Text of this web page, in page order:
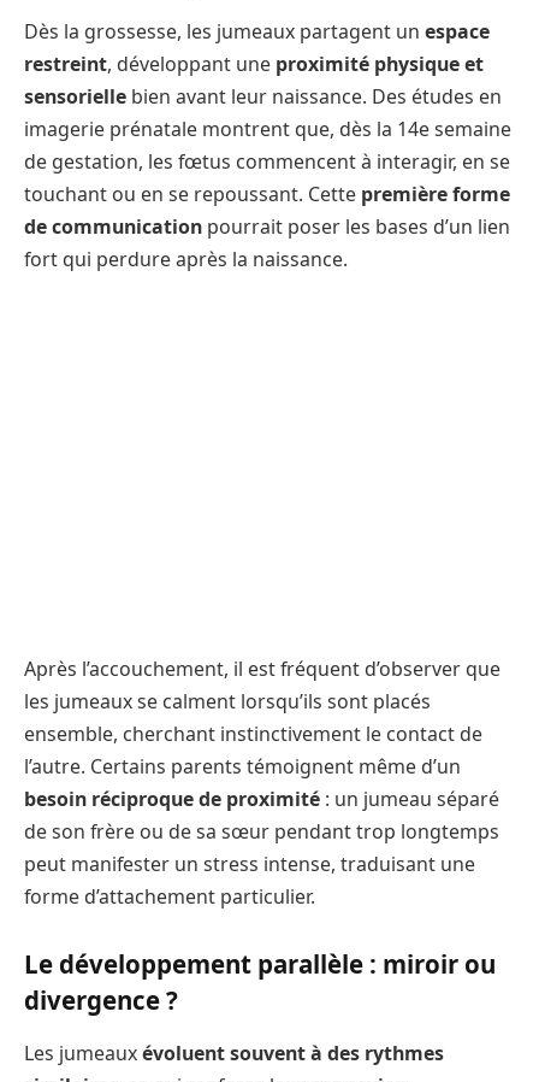
Dès la grossesse, les jumeaux partagent un espace
restreint, développant une proximité physique et
sensorielle bien avant leur naissance. Des études en
imagerie prénatale montrent que, dès la 14e semaine
de gestation, les fœtus commencent à interagir, en se
touchant ou en se repoussant. Cette première forme
de communication pourrait poser les bases d’un lien
fort qui perdure après la naissance.
Après l’accouchement, il est fréquent d’observer que
les jumeaux se calment lorsqu’ils sont placés
ensemble, cherchant instinctivement le contact de
l’autre. Certains parents témoignent même d’un
besoin réciproque de proximité : un jumeau séparé
de son frère ou de sa sœur pendant trop longtemps
peut manifester un stress intense, traduisant une
forme d’attachement particulier.
Le développement parallèle : miroir ou
divergence ?
Les jumeauxévoluent souvent à des rythmes